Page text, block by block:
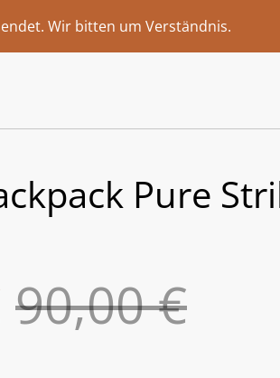
Wir bitten um Verständnis.
Pure
90,00 €